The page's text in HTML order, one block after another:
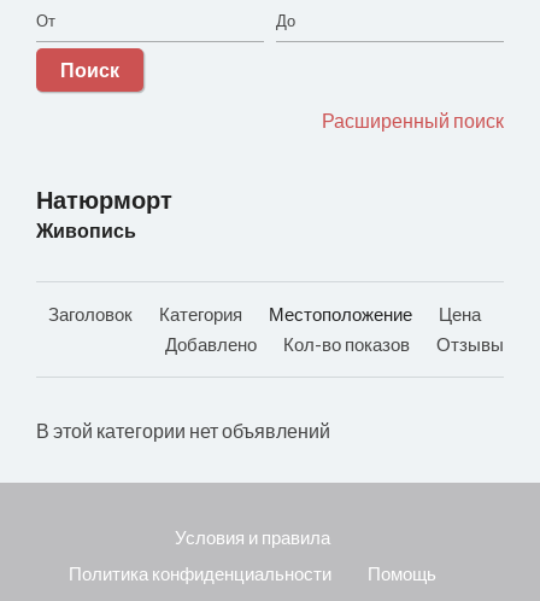
Поиск
Расширенный поиск
Натюрморт
Живопись
Заголовок Категория Местоположение
Цена
Добавлено
Кол-во показов Отзывы
В этой категории нет объявлений
Условия и правила
Политика конфиденциальности
Помощь